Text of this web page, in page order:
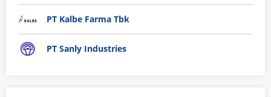
PT Kalbe Farma Tbk
PT Sanly Industries